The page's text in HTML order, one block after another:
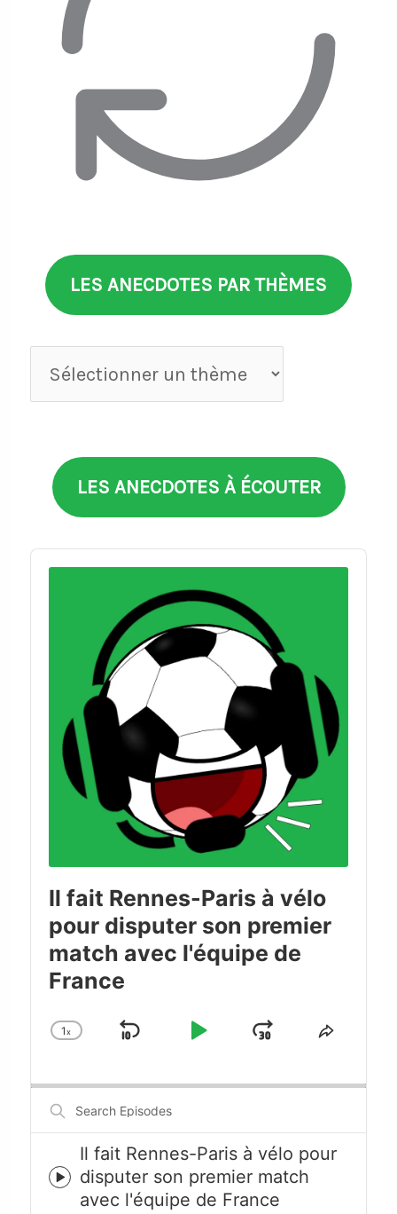
LES ANECDOTES PAR THÈMES
Anecdotes
par
LES ANECDOTES À ÉCOUTER
Audio
Player
Il fait Rennes-Paris à vélo
pour disputer son premier
match avec l'équipe de
France
Change
1x
Skip
Play
JumpShare
Search
Episodes
Episode
play
Il fait Rennes-Paris à vélo pour
disputer son premier match
avec l'équipe de France